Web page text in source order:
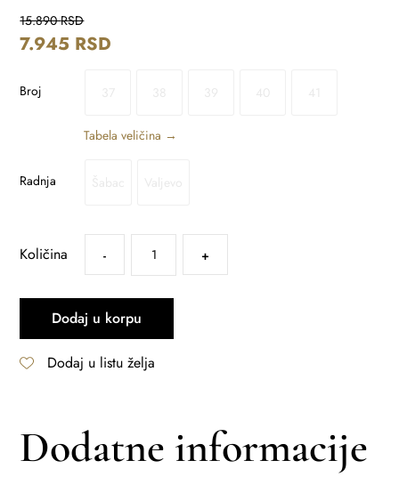
15.890RSD
7.945 RSD
Broj
Tabela veličina →
Radnja
Količina - +
Dodaj u korpu
Dodaj u listu želja
Dodatne informacije